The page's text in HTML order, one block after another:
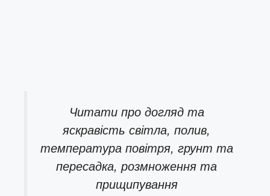
Читати про догляд та
яскравість світла, полив,
температура повітря, грунт та
пересадка, розмноження та
прищипування